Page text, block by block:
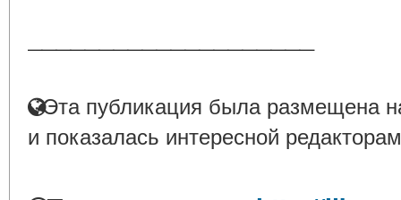
Эта публикация была размещена
и показалась интересной